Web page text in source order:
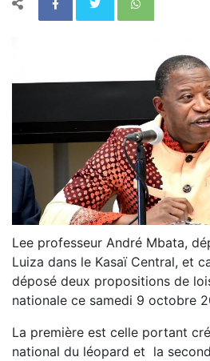
Lee professeur André Mbata,
Luiza dans le Kasaï Central, et
déposé deux propositions de
nationale ce samedi 9 octobre
La première est celle portant
national du léopard et la